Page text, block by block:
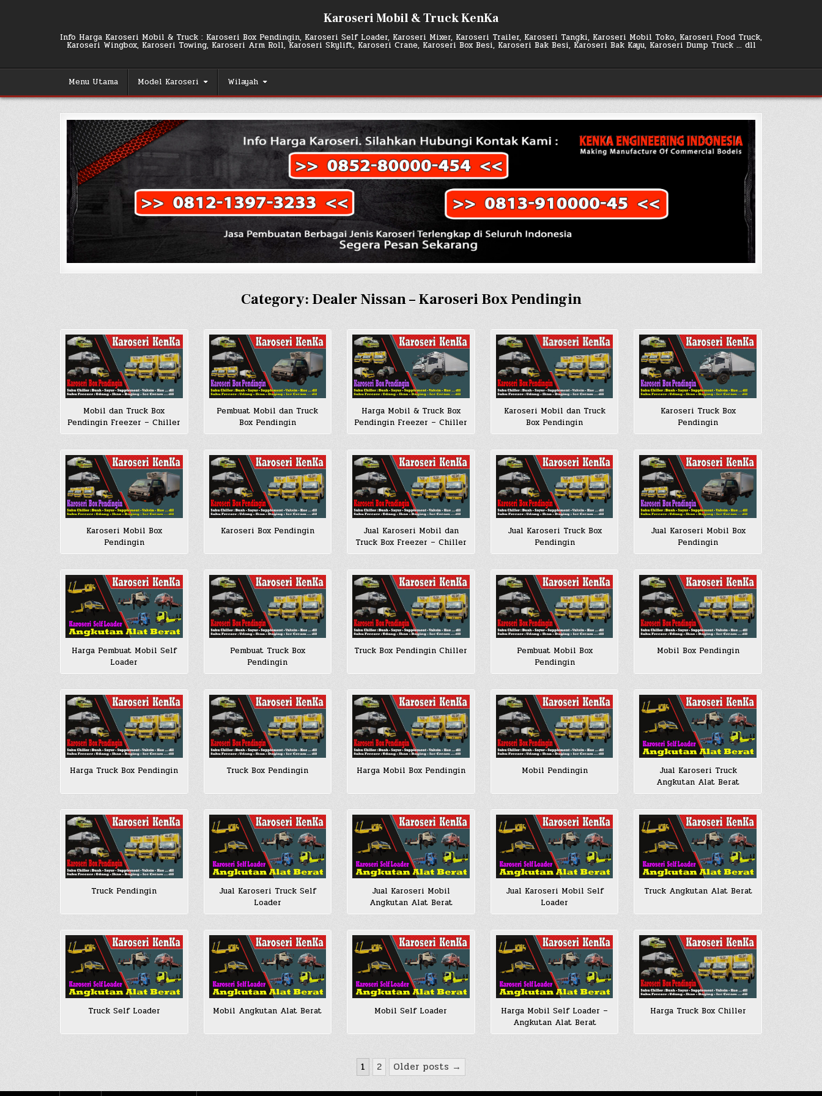
Karoseri Mobil & Truck KenKa
Info Harga Karoseri Mobil & Truck : Karoseri Box Pendingin, Karoseri Self Loader, Karoseri Mixer, Karoseri Trailer, Karoseri Tangki, Karoseri Mobil Toko, Karoseri Food Truck,
Karoseri Wingbox, Karoseri Towing, Karoseri Arm Roll, Karoseri Skylift, Karoseri Crane, Karoseri Box Besi, Karoseri Bak Besi, Karoseri Bak Kayu, Karoseri Dump Truck … dll
Menu Utama Model Karoseri Wilayah
Category: Dealer Nissan – Karoseri Box Pendingin
Mobil dan Truck Box
Pendingin Freezer – Chiller
Pembuat Mobil dan Truck
Box Pendingin
Harga Mobil & Truck Box
Pendingin Freezer – Chiller
Karoseri Mobil dan Truck
Box Pendingin
Karoseri Truck Box
Pendingin
Karoseri Mobil Box
Pendingin
Karoseri Box Pendingin
Jual Karoseri Mobil dan
Truck Box Freezer – Chiller
Jual Karoseri Truck Box
Pendingin
Jual Karoseri Mobil Box
Pendingin
Harga Pembuat Mobil Self
Loader
Pembuat Truck Box
Pendingin
Truck Box Pendingin Chiller
Pembuat Mobil Box
Pendingin
Mobil Box Pendingin
Harga Truck Box Pendingin Truck Box Pendingin Harga Mobil Box Pendingin Mobil Pendingin
Jual Karoseri Truck
Angkutan Alat Berat
Truck Pendingin
Jual Karoseri Truck Self
Loader
Jual Karoseri Mobil
Angkutan Alat Berat
Jual Karoseri Mobil Self
Loader
Truck Angkutan Alat Berat
Truck Self Loader Mobil Angkutan Alat Berat Mobil Self Loader
Harga Mobil Self Loader –
Angkutan Alat Berat
Harga Truck Box Chiller
1 2 Older posts →